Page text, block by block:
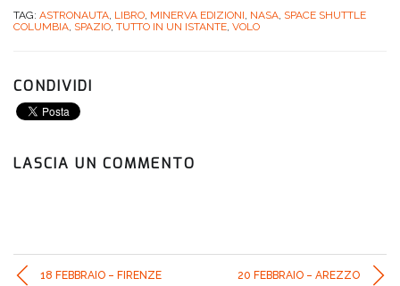
TAG: ASTRONAUTA LIBRO MINERVA EDIZIONI NASA SPACE SHUTTLE
COLUMBIA SPAZIO TUTTO IN UN ISTANTE VOLO
CONDIVIDI
LASCIA UN COMMENTO
18 FEBBRAIO – FIRENZE 20 FEBBRAIO – AREZZO